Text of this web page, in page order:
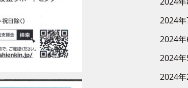
2024年
2024年
2024年
2024年